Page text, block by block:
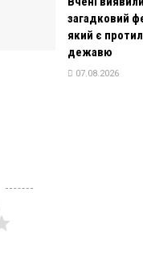
загадковий
який є
дежавю
07.08.2026